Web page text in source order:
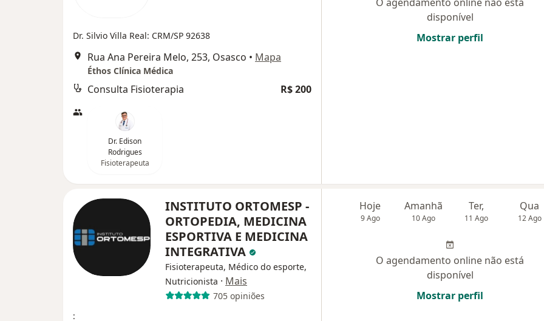
Dr. Silvio Villa Real: CRM/SP 92638
Rua Ana Pereira Melo, 253, Osasco • Mapa
Éthos Clínica Médica
Consulta Fisioterapia R$ 200
Dr. Edison
Rodrigues
Fisioterapeuta
disponível
Mostrar perfil
INSTITUTO ORTOMESP -
ORTOPEDIA, MEDICINA
ESPORTIVA E MEDICINA
INTEGRATIVA
Fisioterapeuta, Médico do esporte,
Nutricionista · Mais
705 opiniões
:
Hoje
9 Ago
Amanhã
10 Ago
Ter,
11 Ago
Qua
12 Ago
O agendamento online não está
disponível
Mostrar perfil